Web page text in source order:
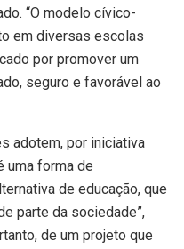
“O modelo cívico-
em diversas escolas
por promover um
seguro e favorável ao
adotem, por iniciativa
uma forma de
de educação, que
parte da sociedade”,
de um projeto que